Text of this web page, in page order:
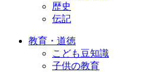
歴史
伝記
教育・道徳
こども豆知識
子供の教育